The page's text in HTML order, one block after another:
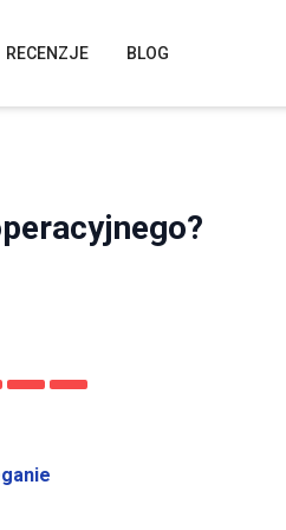
RECENZJE BLOG